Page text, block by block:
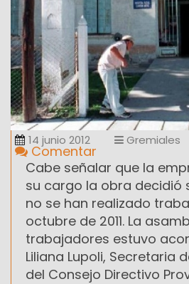
14 junio 2012 Gremiales
Comentar
Cabe señalar que la
su cargo la obra decidió
no se han realizado
octubre de 2011. La
trabajadores estuvo
Liliana Lupoli, Secretaria
del Consejo Directivo